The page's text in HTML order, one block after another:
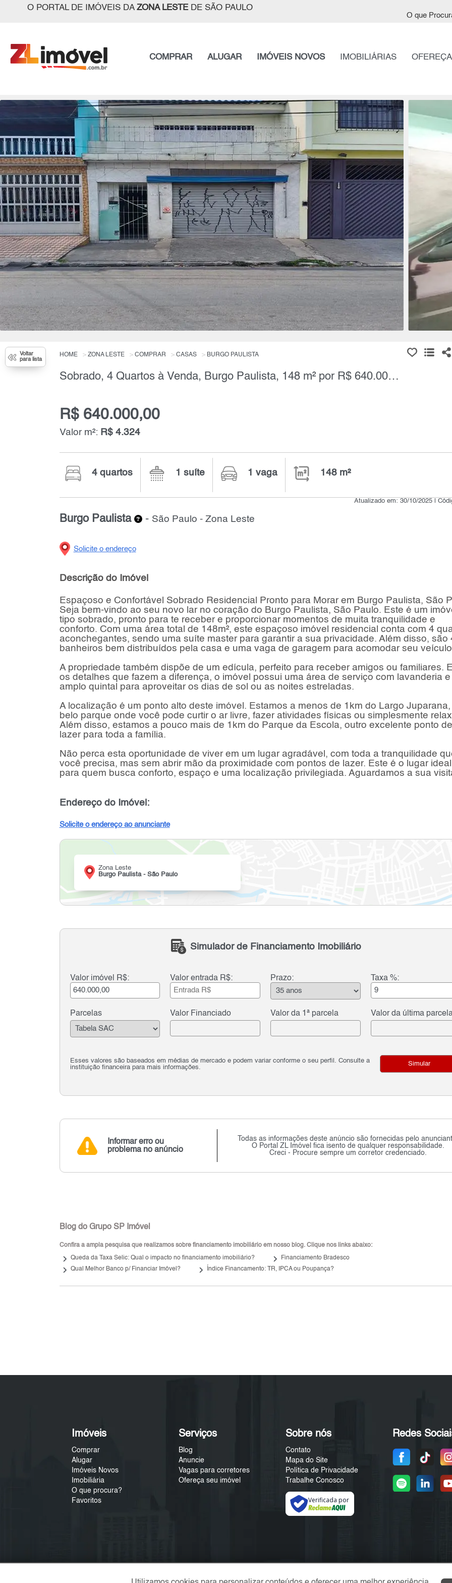
O PORTAL DE IMÓVEIS DA ZONA LESTEDE SÃO PAULO
O que
COMPRAR ALUGAR IMÓVEIS NOVOS IMOBILIÁRIAS
Voltar
para lista
HOME ZONA LESTE COMPRAR CASAS BURGO PAULISTA
Sobrado, 4 Quartos à Venda, Burgo Paulista, 148 m² por R$ 640.000,00
R$ 640.000,00
Valor m²: R$ 4.324
4 quartos 1 suíte 1 vaga 148 m²
Atualizado em: 30/10/2025 |
Burgo Paulista - São Paulo - Zona Leste
Solicite o endereço
Descrição do Imóvel
Espaçoso e Confortável Sobrado Residencial Pronto para Morar em Burgo Paulista, São
Seja bem-vindo ao seu novo lar no coração do Burgo Paulista, São Paulo. Este é um
tipo sobrado, pronto para te receber e proporcionar momentos de muita tranquilidade e
conforto. Com uma área total de 148m², este espaçoso imóvel residencial conta com 4
aconchegantes, sendo uma suíte master para garantir a sua privacidade. Além disso, são
banheiros bem distribuídos pela casa e uma vaga de garagem para acomodar seu
A propriedade também dispõe de um edícula, perfeito para receber amigos ou familiares.
os detalhes que fazem a diferença, o imóvel possui uma área de serviço com lavanderia e
amplo quintal para aproveitar os dias de sol ou as noites estreladas.
A localização é um ponto alto deste imóvel. Estamos a menos de 1km do Largo Juparana,
belo parque onde você pode curtir o ar livre, fazer atividades físicas ou simplesmente
Além disso, estamos a pouco mais de 1km do Parque da Escola, outro excelente ponto de
lazer para toda a família.
Não perca esta oportunidade de viver em um lugar agradável, com toda a tranquilidade
você precisa, mas sem abrir mão da proximidade com pontos de lazer. Este é o lugar ideal
para quem busca conforto, espaço e uma localização privilegiada. Aguardamos a sua
Endereço do Imóvel:
Solicite o endereço ao anunciante
Zona Leste
Burgo Paulista - São Paulo
Simulador de Financiamento Imobiliário
Valor imóvel R$: Valor entrada R$: Prazo: Taxa %:
Parcelas Valor Financiado Valor da 1ª parcela Valor da última
Esses valores são baseados em médias de mercado e podem variar conforme o seu perfil. Consulte a
instituição financeira para mais informações.
Simular
Informar erro ou
problema no anúncio
Todas as informações deste anúncio são fornecidas pelo
O Portal ZL Imóvel fica isento de qualquer responsabilidade.
Creci - Procure sempre um corretor credenciado.
Blog do Grupo SP Imóvel
Confira a ampla pesquisa que realizamos sobre financiamento imobiliário em nosso blog. Clique nos links abaixo:
keyboard_arrow_right Queda da Taxa Selic: Qual o impacto no financiamento imobiliário? keyboard_arrow_right Financiamento Bradesco
keyboard_arrow_right Qual Melhor Banco p/ Financiar Imóvel? keyboard_arrow_right Índice Financamento: TR, IPCA ou Poupança?
Imóveis
Comprar
Alugar
Imóveis Novos
Imobiliária
O que procura?
Favoritos
Serviços
Blog
Anuncie
Vagas para corretores
Ofereça seu imóvel
Sobre nós
Contato
Mapa do Site
Política de Privacidade
Trabalhe Conosco
Verificada por
Redes